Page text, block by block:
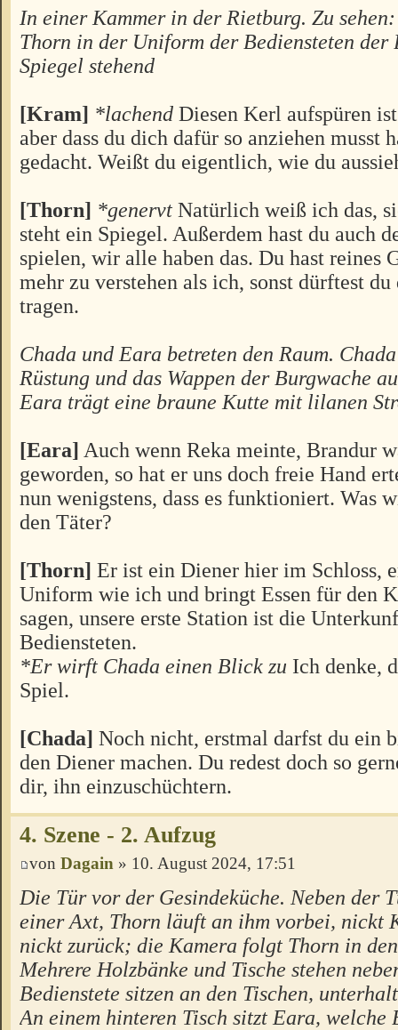
In einer Kammer in der Rietburg. Zu
Thorn in der Uniform der Bediensteten der
Spiegel stehend
[Kram] *lachend Diesen Kerl aufspüren
aber dass du dich dafür so anziehen musst
gedacht. Weißt du eigentlich, wie du
[Thorn] *genervt Natürlich weiß ich das,
steht ein Spiegel. Außerdem hast du auch
spielen, wir alle haben das. Du hast reines
mehr zu verstehen als ich, sonst dürftest
tragen.
Chada und Eara betreten den Raum.
Rüstung und das Wappen der Burgwache
Eara trägt eine braune Kutte mit lilanen
[Eara] Auch wenn Reka meinte, Brandur
geworden, so hat er uns doch freie Hand
nun wenigstens, dass es funktioniert. Was
den Täter?
[Thorn] Er ist ein Diener hier im Schloss,
Uniform wie ich und bringt Essen für den
sagen, unsere erste Station ist die
Bediensteten.
*Er wirft Chada einen Blick zu Ich denke,
Spiel.
[Chada] Noch nicht, erstmal darfst du ein
den Diener machen. Du redest doch so
dir, ihn einzuschüchtern.
4. Szene - 2. Aufzug
von Dagain » 10. August 2024, 17:51
Die Tür vor der Gesindeküche. Neben der
einer Axt, Thorn läuft an ihm vorbei, nickt
nickt zurück; die Kamera folgt Thorn in
Mehrere Holzbänke und Tische stehen
Bedienstete sitzen an den Tischen,
An einem hinteren Tisch sitzt Eara, welche